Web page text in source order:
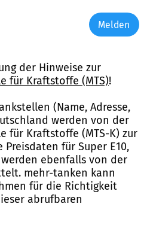
Melden
der Hinweise zur
für Kraftstoffe (MTS)!
(Name, Adresse,
werden von der
für Kraftstoffe (MTS-K) zur
Preisdaten für Super E10,
ebenfalls von der
mehr-tanken kann
für die Richtigkeit
abrufbaren